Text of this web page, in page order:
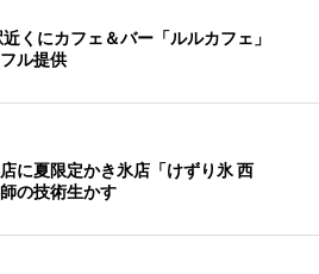
近くにカフェ＆バー「ルルカフェ」
ル提供
に夏限定かき氷店「けずり氷 西
の技術生かす